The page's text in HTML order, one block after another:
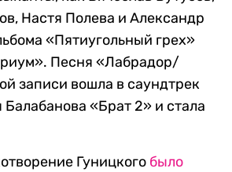
Настя Полева и Александр
«Пятиугольный грех»
Песня «Лабрадор/
записи вошла в саундтрек
«Брат 2» и стала
Гуницкого было